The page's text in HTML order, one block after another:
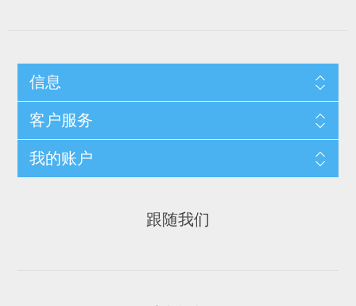
信息
客户服务
我的账户
跟随我们